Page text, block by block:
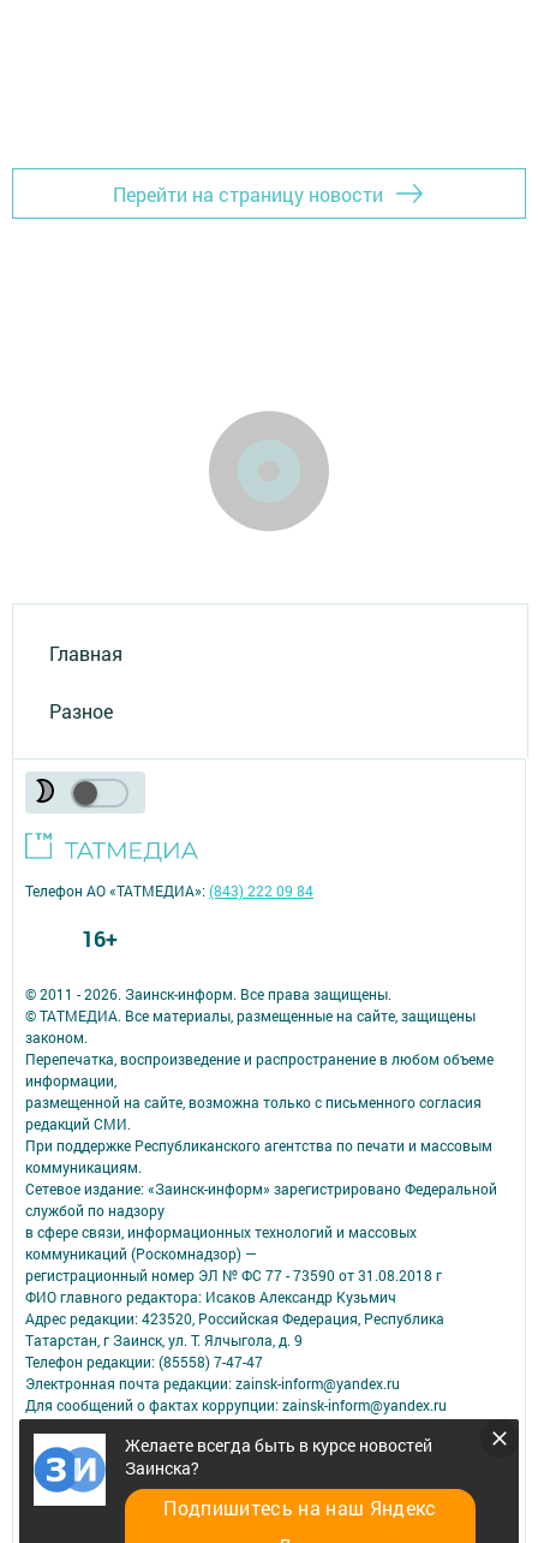
Перейти на страницу новости
Главная
Разное
Желаете всегда быть в курсе новостей
Заинска?
Подпишитесь на наш Яндекс
© 2011 - 2026. Заинск-информ. Все права защищены.
© ТАТМЕДИА. Все материалы, размещенные на сайте, защищены
законом.
Перепечатка, воспроизведение и распространение в любом объеме
информации,
размещенной на сайте, возможна только с письменного согласия
редакций СМИ.
При поддержке Республиканского агентства по печати и массовым
коммуникациям.
Сетевое издание: «Заинск-информ» зарегистрировано Федеральной
службой по надзору
в сфере связи, информационных технологий и массовых
коммуникаций (Роскомнадзор) —
регистрационный номер ЭЛ № ФС 77 - 73590 от 31.08.2018 г
ФИО главного редактора: Исаков Александр Кузьмич
Адрес редакции: 423520, Российская Федерация, Республика
Татарстан, г Заинск, ул. Т. Ялчыгола, д. 9
Телефон редакции: (85558) 7-47-47
Электронная почта редакции: zainsk-inform@yandex.ru
Для сообщений о фактах коррупции: zainsk-inform@yandex.ru
Антикоррупционная политика
АО «ТАТМЕДИА» использует «cookie»для персонализации сервисов и
удобства пользователей сайтом.
Использование «cookie» можно отменить в настройках браузера.
Телефон АО «ТАТМЕДИА»:(843) 222 09 84
16+